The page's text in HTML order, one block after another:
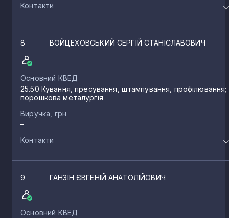
Контакти
8 ВОЙЦЕХОВСЬКИЙ СЕРГІЙ СТАНІСЛАВОВИЧ
Основний КВЕД
25.50 Кування, пресування, штампування, профілювання;
порошкова металургія
Виручка, грн
–
Контакти
9 ГАНЗІН ЄВГЕНІЙ АНАТОЛІЙОВИЧ
Основний КВЕД